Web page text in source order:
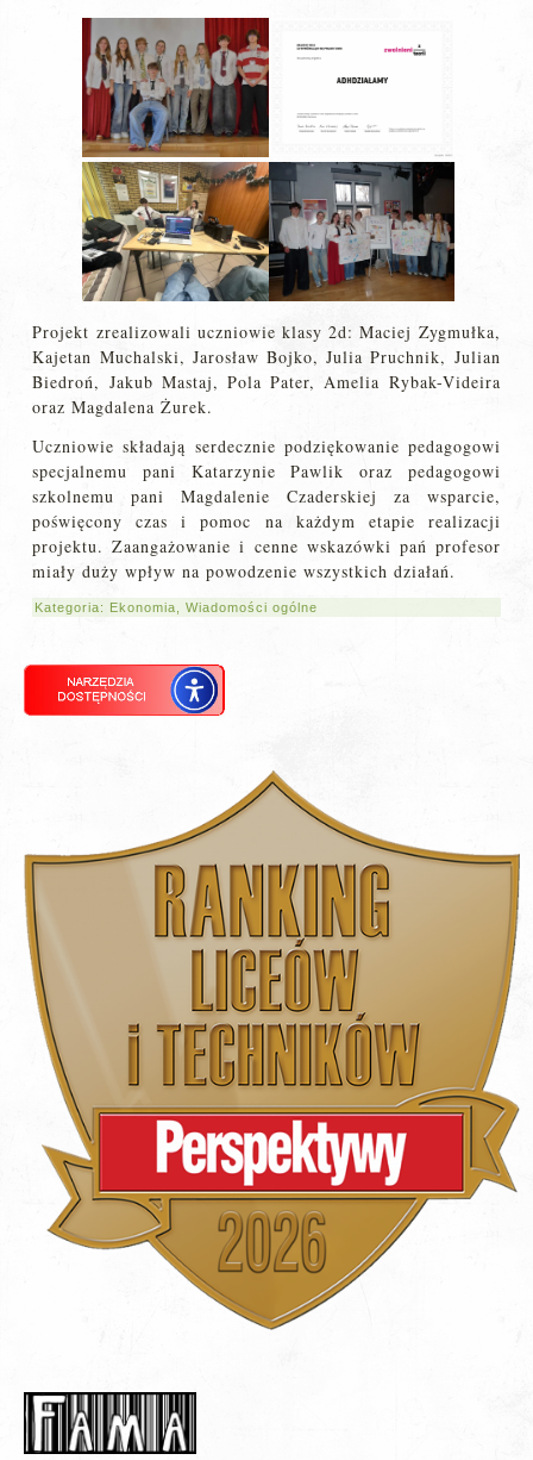
Projekt zrealizowali uczniowie klasy 2d: Maciej Zygmułka,
Kajetan Muchalski, Jarosław Bojko, Julia Pruchnik, Julian
Biedroń, Jakub Mastaj, Pola Pater, Amelia Rybak-Videira
oraz Magdalena Żurek.
Uczniowie składają serdecznie podziękowanie pedagogowi
specjalnemu pani Katarzynie Pawlik oraz pedagogowi
szkolnemu pani Magdalenie Czaderskiej za wsparcie,
poświęcony czas i pomoc na każdym etapie realizacji
projektu. Zaangażowanie i cenne wskazówki pań profesor
miały duży wpływ na powodzenie wszystkich działań.
Kategoria: Ekonomia,Wiadomości ogólne